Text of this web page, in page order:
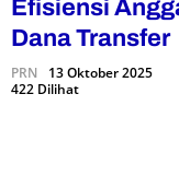
Efisiensi
Dana Transfer
PRN
13 Oktober 2025
422 Dilihat